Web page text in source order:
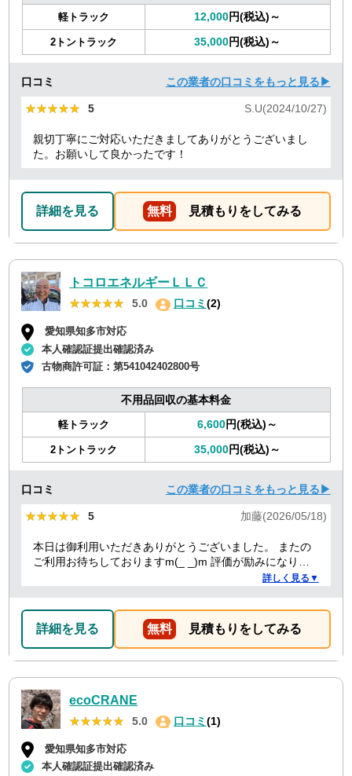
軽トラック 12,000円(税込)～
2トントラック 35,000円(税込)～
口コミ この業者の口コミをもっと見る▶
★★★★★
★★★★★ 5 S.U(2024/10/27)
親切丁寧にご対応いただきましてありがとうございまし
た。お願いして良かったです！
詳細を見る 無料 見積もりをしてみる
トコロエネルギーＬＬＣ
★★★★★
★★★★★ 5.0 口コミ(2)
愛知県知多市対応
本人確認証提出確認済み
古物商許可証：第541042402800号
不用品回収の基本料金
軽トラック 6,600円(税込)～
2トントラック 35,000円(税込)～
口コミ この業者の口コミをもっと見る▶
★★★★★
★★★★★ 5 加藤(2026/05/18)
本日は御利用いただきありがとうございました。 またの
ご利用お待ちしておりますm(_ _)m 評価が励みになりま
詳しく見る▼
詳細を見る 無料 見積もりをしてみる
ecoCRANE
★★★★★
★★★★★ 5.0 口コミ (1)
愛知県知多市対応
本人確認証提出確認済み